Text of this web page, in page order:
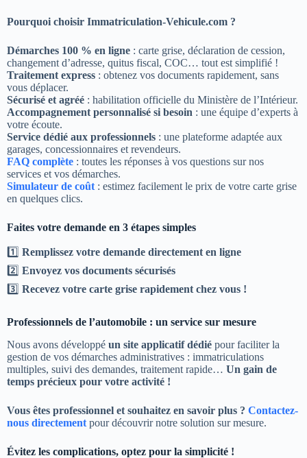
Pourquoi choisir Immatriculation-Vehicule.com ?
Démarches 100 % en ligne : carte grise, déclaration de cession,
changement d’adresse, quitus fiscal, COC… tout est simplifié !
Traitement express : obtenez vos documents rapidement, sans
vous déplacer.
Sécurisé et agréé : habilitation officielle du Ministère de l’Intérieur.
Accompagnement personnalisé si besoin : une équipe d’experts à
votre écoute.
Service dédié aux professionnels : une plateforme adaptée aux
garages, concessionnaires et revendeurs.
FAQ complète : toutes les réponses à vos questions sur nos
services et vos démarches.
Simulateur de coût : estimez facilement le prix de votre carte grise
en quelques clics.
Faites votre demande en 3 étapes simples
1️⃣ Remplissez votre demande directement en ligne
2️⃣ Envoyez vos documents sécurisés
3️⃣ Recevez votre carte grise rapidement chez vous !
Professionnels de l’automobile : un service sur mesure
Nous avons développé un site applicatif dédié pour faciliter la
gestion de vos démarches administratives : immatriculations
multiples, suivi des demandes, traitement rapide… Un gain de
temps précieux pour votre activité !
Vous êtes professionnel et souhaitez en savoir plus ? Contactez-
nous directement pour découvrir notre solution sur mesure.
Évitez les complications, optez pour la simplicité !